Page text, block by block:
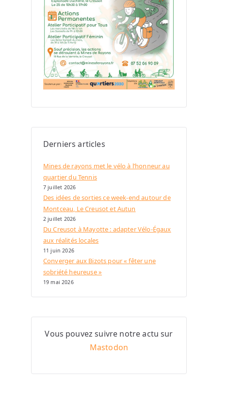
Derniers articles
Mines de rayons met le vélo à l’honneur au
quartier du Tennis
7 juillet 2026
Des idées de sorties ce week-end autour de
Montceau, Le Creusot et Autun
2 juillet 2026
Du Creusot à Mayotte : adapter Vélo-Égaux
aux réalités locales
11 juin 2026
Converger aux Bizots pour « fêter une
sobriété heureuse »
19 mai 2026
Vous pouvez suivre notre actu sur
Mastodon